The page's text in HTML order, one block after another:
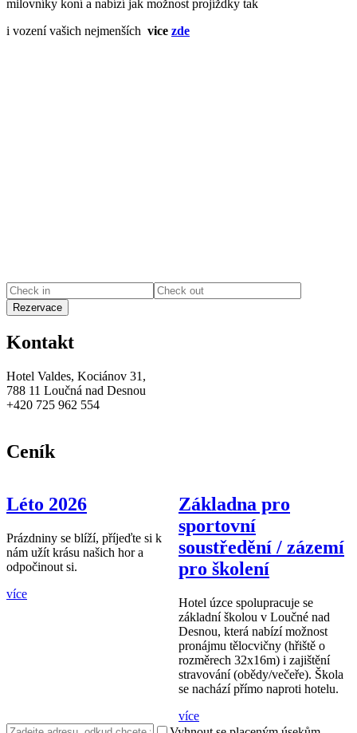
milovníky koní a nabízí jak možnost projíždky tak
i vození vašich nejmenších vice zde
Kontakt
Hotel Valdes, Kociánov 31,
788 11 Loučná nad Desnou
+420 725 962 554
Ceník
Léto 2026
Prázdniny se blíží, příjeďte si k
nám užít krásu našich hor a
odpočinout si.
více
Základna pro
sportovní
soustředění / zázemí
pro školení
Hotel úzce spolupracuje se
základní školou v Loučné nad
Desnou, která nabízí možnost
pronájmu tělocvičny (hřiště o
rozměrech 32x16m) i zajištění
stravování (obědy/večeře). Škola
se nachází přímo naproti hotelu.
více